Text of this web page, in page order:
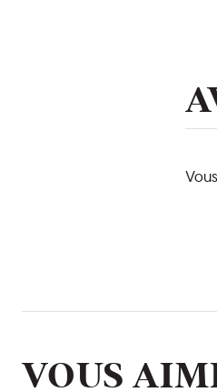
VOUS